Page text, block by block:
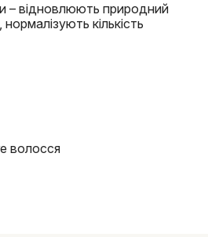
– відновлюють природний
кількість
волосся